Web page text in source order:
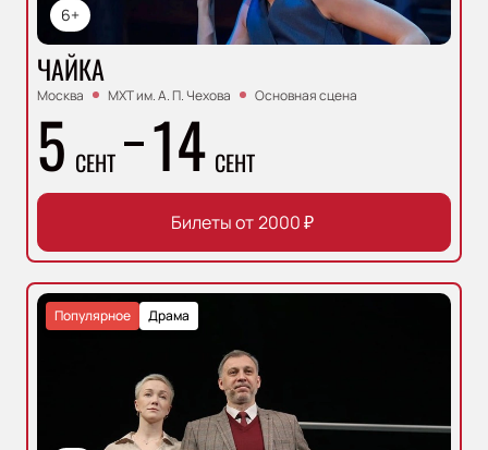
6+
ЧАЙКА
Москва МХТ им. А. П. Чехова Основная сцена
5 СЕНТ 14 СЕНТ
Билеты от 2000₽
Драма
Популярное